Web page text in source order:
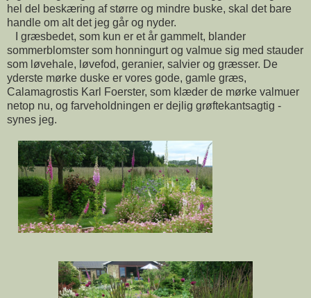
hel del beskæring af større og mindre buske, skal det bare
handle om alt det jeg går og nyder.
I græsbedet, som kun er et år gammelt, blander
sommerblomster som honningurt og valmue sig med stauder
som løvehale, løvefod, geranier, salvier og græsser. De
yderste mørke duske er vores gode, gamle græs,
Calamagrostis Karl Foerster, som klæder de mørke valmuer
netop nu, og farveholdningen er dejlig grøftekantsagtig -
synes jeg.